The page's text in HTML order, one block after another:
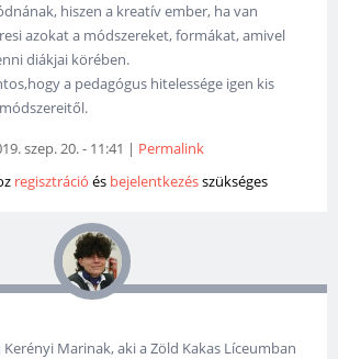
hiszen a kreatív ember, ha van
azokat a módszereket, formákat, amivel
diákjai körében.
a pedagógus hitelessége igen kis
szep. 20. - 11:41 | Permalink
regisztráció és bejelentkezésszükséges
Marinak, aki a Zöld Kakas Líceumban